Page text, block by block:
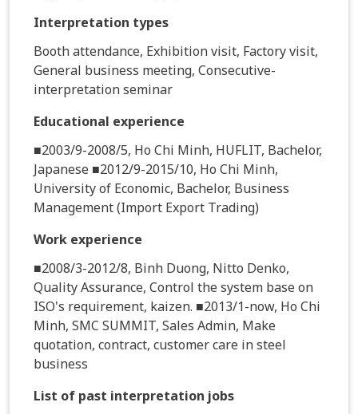
Interpretation types
Booth attendance, Exhibition visit, Factory visit,
General business meeting, Consecutive-
interpretation seminar
Educational experience
■2003/9-2008/5, Ho Chi Minh, HUFLIT, Bachelor,
Japanese ■2012/9-2015/10, Ho Chi Minh,
University of Economic, Bachelor, Business
Management (Import Export Trading)
Work experience
■2008/3-2012/8, Binh Duong, Nitto Denko,
Quality Assurance, Control the system base on
ISO's requirement, kaizen. ■2013/1-now, Ho Chi
Minh, SMC SUMMIT, Sales Admin, Make
quotation, contract, customer care in steel
business
List of past interpretation jobs